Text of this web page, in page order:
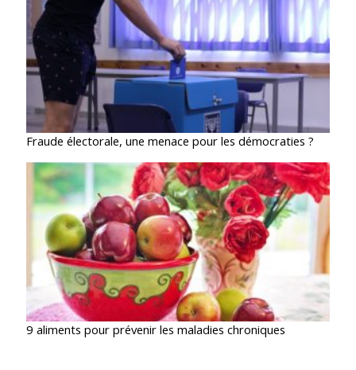
Fraude électorale, une menace pour les démocraties ?
9 aliments pour prévenir les maladies chroniques